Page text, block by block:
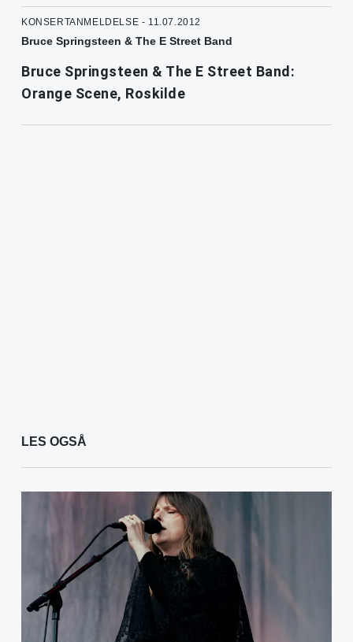
KONSERTANMELDELSE - 11.07.2012
Bruce Springsteen & The E Street Band
Bruce Springsteen & The E Street Band:
Orange Scene, Roskilde
LES OGSÅ